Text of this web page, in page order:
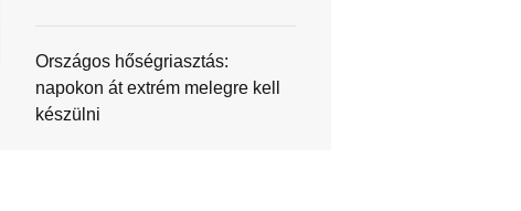
Országos hőségriasztás:
napokon át extrém melegre kell
készülni